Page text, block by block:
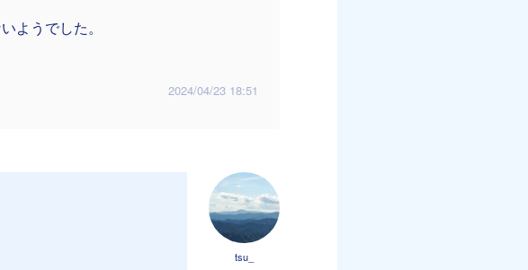
ようでした。
2024/04/23 18:51
tsu_